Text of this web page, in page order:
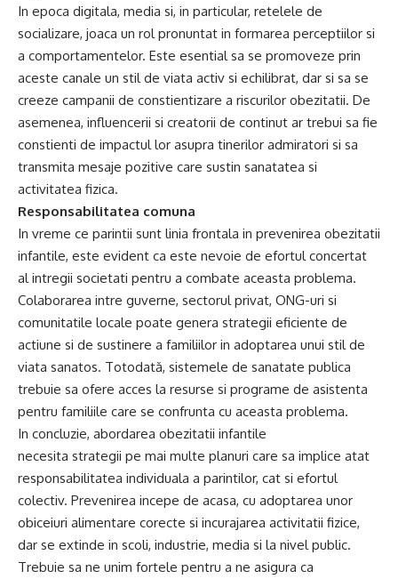
In epoca digitala, media si, in particular, retelele de
socializare, joaca un rol pronuntat in formarea perceptiilor si
a comportamentelor. Este esential sa se promoveze prin
aceste canale un stil de viata activ si echilibrat, dar si sa se
creeze campanii de constientizare a riscurilor obezitatii. De
asemenea, influencerii si creatorii de continut ar trebui sa fie
constienti de impactul lor asupra tinerilor admiratori si sa
transmita mesaje pozitive care sustin sanatatea si
activitatea fizica.
Responsabilitatea comuna
In vreme ce parintii sunt linia frontala in prevenirea obezitatii
infantile, este evident ca este nevoie de efortul concertat
al intregii societati pentru a combate aceasta problema.
Colaborarea intre guverne, sectorul privat, ONG-uri si
comunitatile locale poate genera strategii eficiente de
actiune si de sustinere a familiilor in adoptarea unui stil de
viata sanatos. Totodată, sistemele de sanatate publica
trebuie sa ofere acces la resurse si programe de asistenta
pentru familiile care se confrunta cu aceasta problema.
In concluzie, abordarea obezitatii infantile
necesita strategii pe mai multe planuri care sa implice atat
responsabilitatea individuala a parintilor, cat si efortul
colectiv. Prevenirea incepe de acasa, cu adoptarea unor
obiceiuri alimentare corecte si incurajarea activitatii fizice,
dar se extinde in scoli, industrie, media si la nivel public.
Trebuie sa ne unim fortele pentru a ne asigura ca